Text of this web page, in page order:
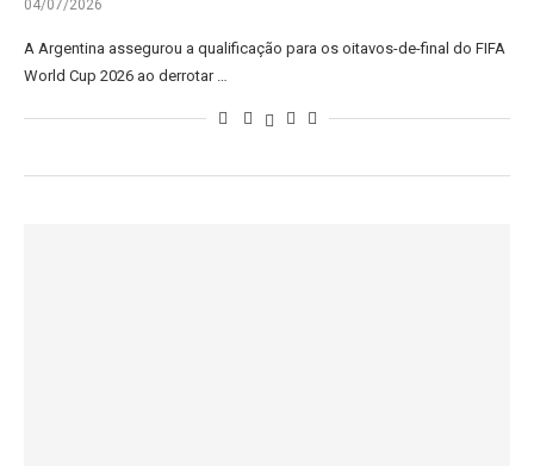
04/07/2026
A Argentina assegurou a qualificação para os oitavos-de-final do FIFA
World Cup 2026 ao derrotar …